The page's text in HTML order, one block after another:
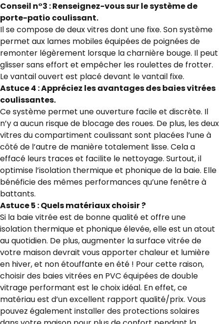
Conseil n°3 : Renseignez-vous sur le système de
porte-patio coulissant.
Il se compose de deux vitres dont une fixe. Son système
permet aux lames mobiles équipées de poignées de
remonter légèrement lorsque la charnière bouge. Il peut
glisser sans effort et empêcher les roulettes de frotter.
Le vantail ouvert est placé devant le vantail fixe.
Astuce 4 : Appréciez les avantages des baies vitrées
coulissantes.
Ce système permet une ouverture facile et discrète. Il
n’y a aucun risque de blocage des roues. De plus, les deux
vitres du compartiment coulissant sont placées l’une à
côté de l’autre de manière totalement lisse. Cela a
effacé leurs traces et facilite le nettoyage. Surtout, il
optimise l’isolation thermique et phonique de la baie. Elle
bénéficie des mêmes performances qu’une fenêtre à
battants.
Astuce 5 : Quels matériaux choisir ?
Si la baie vitrée est de bonne qualité et offre une
isolation thermique et phonique élevée, elle est un atout
au quotidien. De plus, augmenter la surface vitrée de
votre maison devrait vous apporter chaleur et lumière
en hiver, et non étouffante en été ! Pour cette raison,
choisir des baies vitrées en PVC équipées de double
vitrage performant est le choix idéal. En effet, ce
matériau est d’un excellent rapport qualité/prix. Vous
pouvez également installer des protections solaires